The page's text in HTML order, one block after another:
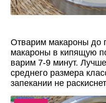
Отварим макароны до
макароны в кипящую
варим 7-9 минут.
среднего размера
запекании не